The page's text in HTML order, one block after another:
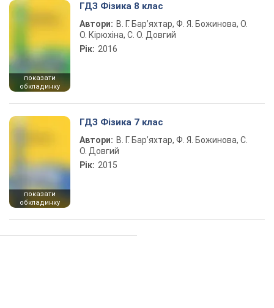
показати
обкладинку
ГДЗ Фізика 8 клас
Автори: В. Г. Бар’яхтар, Ф. Я. Божинова, О.
О. Кірюхіна, С. О. Довгий
Рік: 2016
показати
обкладинку
ГДЗ Фізика 7 клас
Автори: В. Г. Бар’яхтар, Ф. Я. Божинова, С.
О. Довгий
Рік: 2015